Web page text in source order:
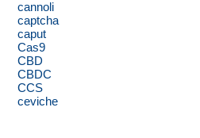
cannoli
captcha
caput
Cas9
CBD
CBDC
CCS
ceviche